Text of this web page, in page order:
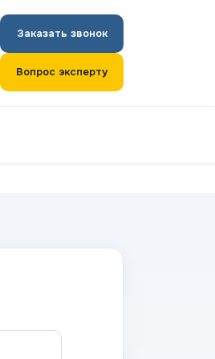
Заказать звонок
Вопрос эксперту